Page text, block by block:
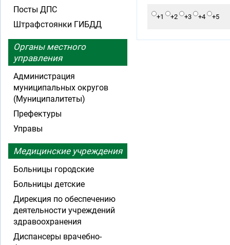
+1 +2 +3 +4 +5
Посты ДПС
Штрафстоянки ГИБДД
Органы местного
управления
Администрация
муниципальных округов
(Муниципалитеты)
Префектуры
Управы
Медицинские учреждения
Больницы городские
Больницы детские
Дирекция по обеспечению
деятельности учреждений
здравоохранения
Диспансеры врачебно-